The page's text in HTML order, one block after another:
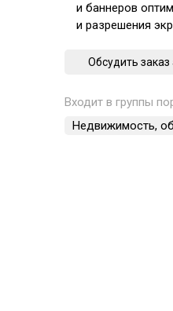
и баннеров
и разрешения
Обсудить заказ
Входит в группы
Недвижимость,